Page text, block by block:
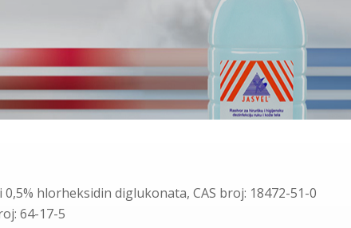
hlorheksidin diglukonata, CAS broj: 18472-51-0
64-17-5